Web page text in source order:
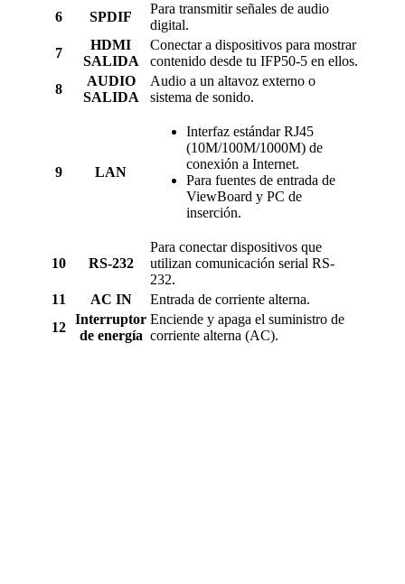
6
SPDIF
Para transmitir señales de audio
digital.
7
HDMI
SALIDA
Conectar a dispositivos para mostrar
contenido desde tu IFP50-5 en ellos.
8
AUDIO
SALIDA
Audio a un altavoz externo o
sistema de sonido.
9 LAN
Interfaz estándar RJ45
(10M/100M/1000M) de
conexión a Internet.
Para fuentes de entrada de
ViewBoard y PC de
inserción.
10 RS-232
Para conectar dispositivos que
utilizan comunicación serial RS-
232.
11
AC IN
Entrada de corriente alterna.
12
Interruptor
de energía
Enciende y apaga el suministro de
corriente alterna (AC).